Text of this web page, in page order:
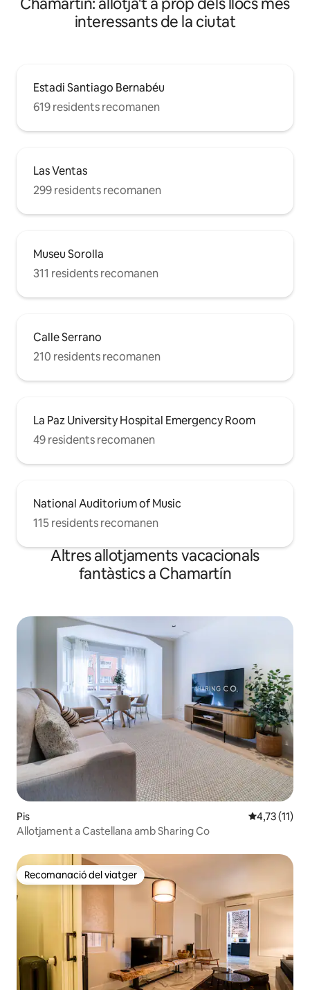
sofá cama tendrá un coste de 50€ noche
interessants de la ciutat
Estadi Santiago Bernabéu
619 residents recomanen
Las Ventas
299 residents recomanen
Museu Sorolla
311 residents recomanen
Calle Serrano
210 residents recomanen
La Paz University Hospital Emergency Room
49 residents recomanen
National Auditorium of Music
115 residents recomanen
Altres allotjaments vacacionals
fantàstics a Chamartín
Pis 4,73 de
4,73 (11)
Allotjament a Castellana amb Sharing Co
Recomanació del viatger
Recomanació del viatger